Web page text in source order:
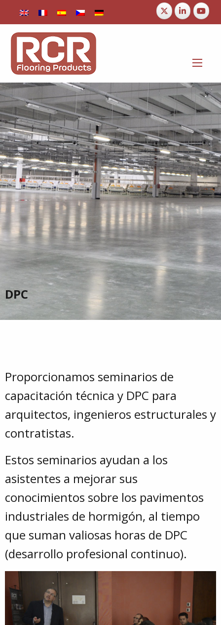
DPC
Proporcionamos seminarios de
capacitación técnica y DPC para
arquitectos, ingenieros estructurales y
contratistas.
Estos seminarios ayudan a los
asistentes a mejorar sus
conocimientos sobre los pavimentos
industriales de hormigón, al tiempo
que suman valiosas horas de DPC
(desarrollo profesional continuo).